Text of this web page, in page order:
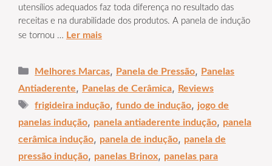
utensílios adequados faz toda diferença no resultado das
receitas e na durabilidade dos produtos. A panela de indução
se tornou … Ler mais
Categorias
Melhores Marcas, Panela de Pressão, Panelas
Antiaderente, Panelas de Cerâmica, Reviews
Tags
frigideira indução,fundo de indução, jogo de
panelas indução, panela antiaderente indução, panela
cerâmica indução, panela de indução, panela de
pressão indução, panelas Brinox, panelas para